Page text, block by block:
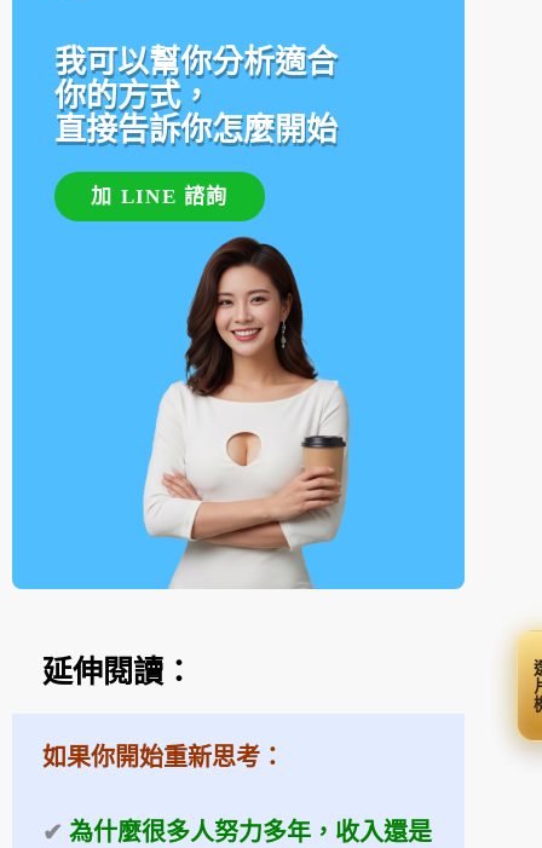
我可以幫你分析適合
你的方式，
直接告訴你怎麼開始
加 LINE 諮詢
延伸閱讀：
如果你開始重新思考：
✔ 為什麼很多人努力多年，收入還是
選